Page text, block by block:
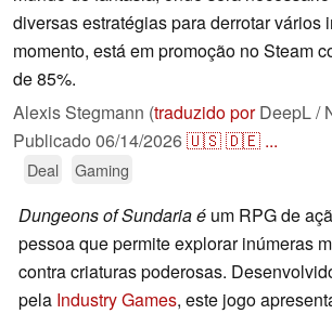
diversas estratégias para derrotar vários
momento, está em promoção no Steam
de 85%.
Alexis Stegmann (traduzido porDeepL /
Publicado 06/14/2026🇺🇸🇩🇪 ...
Deal Gaming
Dungeons of Sundaria é um RPG de
pessoa que permite explorar inúmeras
contra criaturas poderosas.
pela Industry Games, este jogo